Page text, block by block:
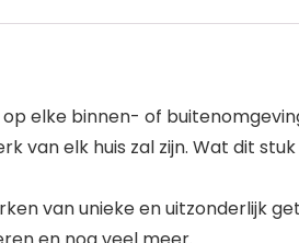
elke binnen- of
elk huis zal zijn. Wat dit
van unieke en uitzonderlijk